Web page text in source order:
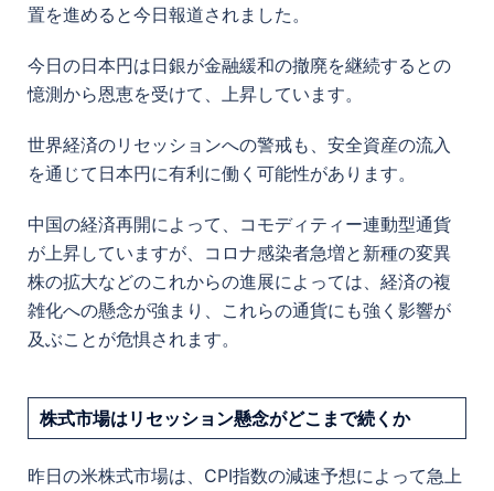
置を進めると今日報道されました。
今日の日本円は日銀が金融緩和の撤廃を継続するとの
憶測から恩恵を受けて、上昇しています。
世界経済のリセッションへの警戒も、安全資産の流入
を通じて日本円に有利に働く可能性があります。
中国の経済再開によって、コモディティー連動型通貨
が上昇していますが、コロナ感染者急増と新種の変異
株の拡大などのこれからの進展によっては、経済の複
雑化への懸念が強まり、これらの通貨にも強く影響が
及ぶことが危惧されます。
株式市場はリセッション懸念がどこまで続くか
昨日の米株式市場は、CPI指数の減速予想によって急上